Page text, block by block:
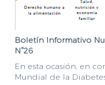
Boletín Informativo
N°26
En esta ocasión, en
Mundial de la